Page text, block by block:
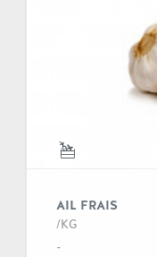
AIL FRAIS
/KG
-